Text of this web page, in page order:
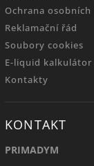
Ochrana osobních
Reklamační řád
Soubory cookies
E-liquid kalkulátor
Kontakty
KONTAKT
PRIMADYM